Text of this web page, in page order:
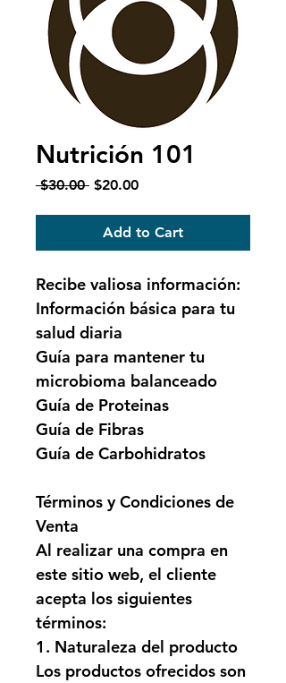
Nutrición 101
$30.00 Regular
$20.00Sale
Add to Cart
Recibe valiosa información:
Información básica para tu
salud diaria
Guía para mantener tu
microbioma balanceado
Guía de Proteinas
Guía de Fibras
Guía de Carbohidratos
Términos y Condiciones de
Venta
Al realizar una compra en
este sitio web, el cliente
acepta los siguientes
términos:
1. Naturaleza del producto
Los productos ofrecidos son